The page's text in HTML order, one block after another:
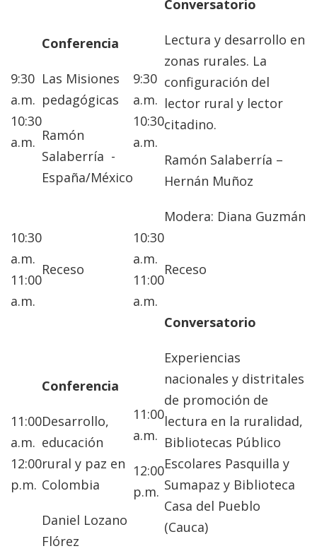
9:30
a.m.
10:30
a.m.
Conferencia
Las Misiones
pedagógicas
Ramón
Salaberría -
España/México
9:30
a.m.
10:30
a.m.
Conversatorio
Lectura y desarrollo en
zonas rurales. La
configuración del
lector rural y lector
citadino.
Ramón Salaberría –
Hernán Muñoz
Modera: Diana Guzmán
10:30
a.m.
11:00
a.m.
Receso
10:30
a.m.
11:00
a.m.
Receso
11:00
a.m.
12:00
p.m.
Conferencia
Desarrollo,
educación
rural y paz en
Colombia
Daniel Lozano
Flórez
11:00
a.m.
12:00
p.m.
Conversatorio
Experiencias
nacionales y distritales
de promoción de
lectura en la ruralidad,
Bibliotecas Público
Escolares Pasquilla y
Sumapaz y Biblioteca
Casa del Pueblo
(Cauca)